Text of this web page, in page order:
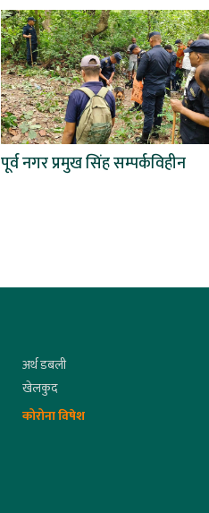
पूर्व नगर प्रमुख सिंह सम्पर्कविहीन
अर्थ डबली
खेलकुद
कोरोना विषेश